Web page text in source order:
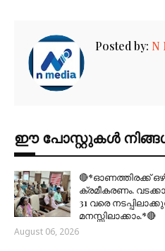
Posted by: N
ഈ പോസ്റ്റുകൾ
🔴*ഓണത്തിരക്ക്
ക്രമീകരണം.
31 വരെ
മനസ്സിലാക്കാം.*🔴
August 06, 2026